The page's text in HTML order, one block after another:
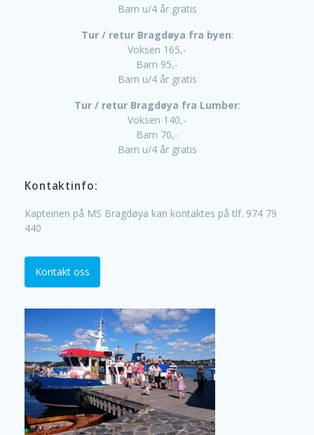
Barn u/4 år gratis
Tur / retur Bragdøya fra byen:
Voksen 165,-
Barn 95,-
Barn u/4 år gratis
Tur / retur Bragdøya fra Lumber:
Voksen 140,-
Barn 70,-
Barn u/4 år gratis
Kontaktinfo:
Kapteinen på MS Bragdøya kan kontaktes på tlf. 974 79
440
Kontakt oss